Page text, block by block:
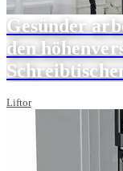
Gesünder
den
Liftor